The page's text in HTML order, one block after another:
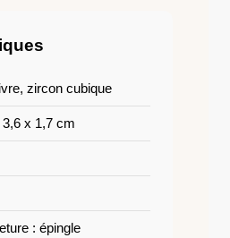
zircon cubique
x 1,7 cm
: épingle